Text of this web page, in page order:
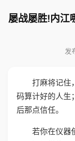
屡战屡胜!内江
发
打麻将记住
码算计好的人生
后那点信任。
若你在仪器